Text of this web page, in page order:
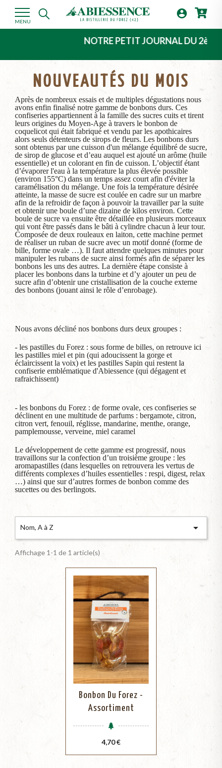
MENU

NOTRE PETIT JOURNAL DU 2ème
NOUVEAUTÉS DU MOIS
Après de nombreux essais et de multiples dégustations nous
avons enfin finalisé notre gamme de bonbons durs. Ces
confiseries appartiennent à la famille des sucres cuits et tirent
leurs origines du Moyen-Age à travers le bonbon de
coquelicot qui était fabriqué et vendu par les apothicaires
alors seuls détenteurs de sirops de fleurs. Les bonbons durs
sont obtenus par une cuisson d'un mélange équilibré de sucre,
de sirop de glucose et d’eau auquel est ajouté un arôme (huile
essentielle) et un colorant en fin de cuisson. L’objectif étant
d’évaporer l'eau à la température la plus élevée possible
(environ 155°C) dans un temps assez court afin d'éviter la
caramélisation du mélange. Une fois la température désirée
atteinte, la masse de sucre est coulée en cadre sur un marbre
afin de la refroidir de façon à pouvoir la travailler par la suite
et obtenir une boule d’une dizaine de kilos environ. Cette
boule de sucre va ensuite être détaillée en plusieurs morceaux
qui vont être passés dans le bâti à cylindre chacun à leur tour.
Composée de deux rouleaux en laiton, cette machine permet
de réaliser un ruban de sucre avec un motif donné (forme de
bille, forme ovale …). Il faut attendre quelques minutes pour
manipuler les rubans de sucre ainsi formés afin de séparer les
bonbons les uns des autres. La dernière étape consiste à
placer les bonbons dans la turbine et d’y ajouter un peu de
sucre afin d’obtenir une cristallisation de la couche externe
des bonbons (jouant ainsi le rôle d’enrobage).
Nous avons décliné nos bonbons durs deux groupes :
- les pastilles du Forez : sous forme de billes, on retrouve ici
les pastilles miel et pin (qui adoucissent la gorge et
éclaircissent la voix) et les pastilles Sapin qui restent la
confiserie emblématique d'Abiessence (qui dégagent et
rafraichissent)
- les bonbons du Forez : de forme ovale, ces confiseries se
déclinent en une multitude de parfums : bergamote, citron,
citron vert, fenouil, réglisse, mandarine, menthe, orange,
pamplemousse, verveine, miel caramel
Le développement de cette gamme est progressif, nous
travaillons sur la confection d’un troisième groupe : les
aromapastilles (dans lesquelles on retrouvera les vertus de
différents complexes d’huiles essentielles : respi, digest, relax
…) ainsi que sur d’autres formes de bonbon comme des
sucettes ou des berlingots.
Nom, A à Z 
Affichage 1-1 de 1 article(s)
Bonbon Du Forez -
Assortiment
Prix
4,70 €